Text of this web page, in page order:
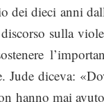
dei dieci anni
sulla
Jude diceva:
hanno mai